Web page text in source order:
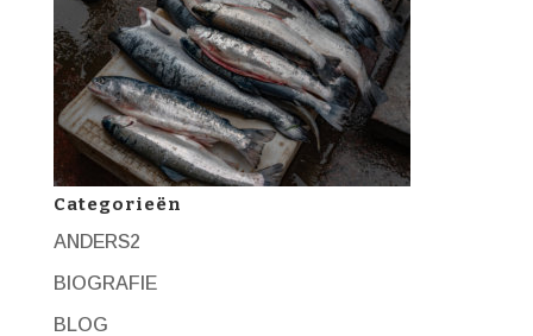
Categorieën
ANDERS2
BIOGRAFIE
BLOG